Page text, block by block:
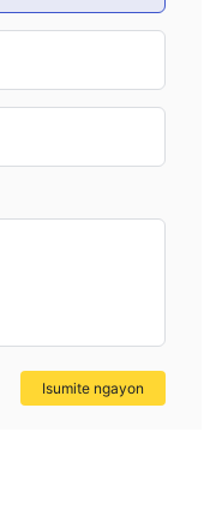
Isumite ngayon